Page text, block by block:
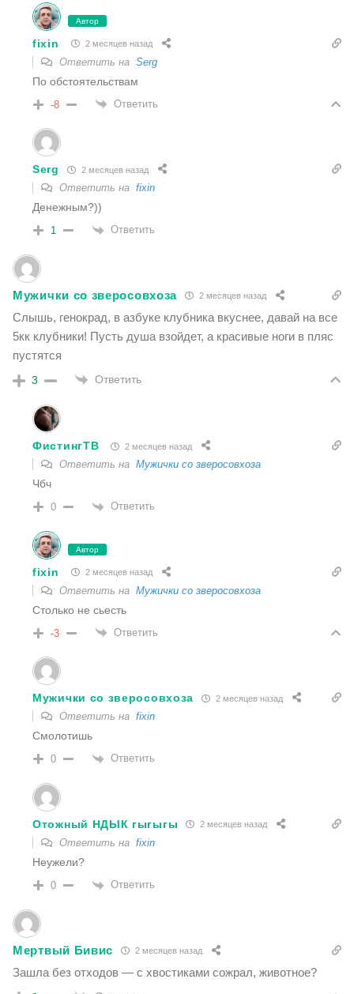
Автор
fixin 2 месяцев назад
Ответить на Serg
По обстоятельствам
-8 Ответить
Serg 2 месяцев назад
Ответить на fixin
Денежным?))
1 Ответить
Мужички со зверосовхоза 2 месяцев назад
Слышь, генокрад, в азбуке клубника вкуснее, давай на все
5кк клубники! Пусть душа взойдет, а красивые ноги в пляс
пустятся
3 Ответить
ФистингТВ 2 месяцев назад
Ответить на Мужички со зверосовхоза
Чбч
0 Ответить
Автор
fixin 2 месяцев назад
Ответить на Мужички со зверосовхоза
Столько не сьесть
-3 Ответить
Мужички со зверосовхоза 2 месяцев назад
Ответить на fixin
Смолотишь
0 Ответить
Отожный НДЫК гыгыгы 2 месяцев назад
Ответить на fixin
Неужели?
0 Ответить
Мертвый Бивис 2 месяцев назад
Зашла без отходов — с хвостиками сожрал, животное?